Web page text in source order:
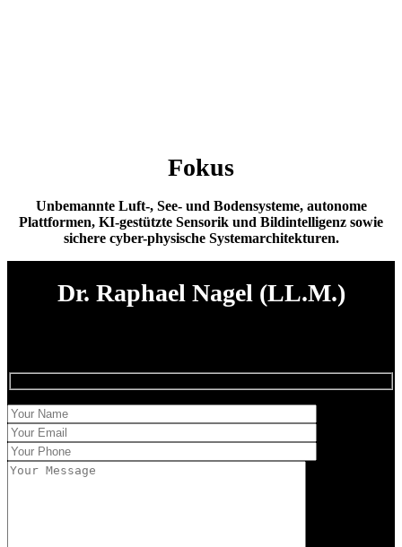
Fokus
Unbemannte Luft-, See- und Bodensysteme, autonome
Plattformen, KI-gestützte Sensorik und Bildintelligenz sowie
sichere cyber-physische Systemarchitekturen.
Dr. Raphael Nagel (LL.M.)